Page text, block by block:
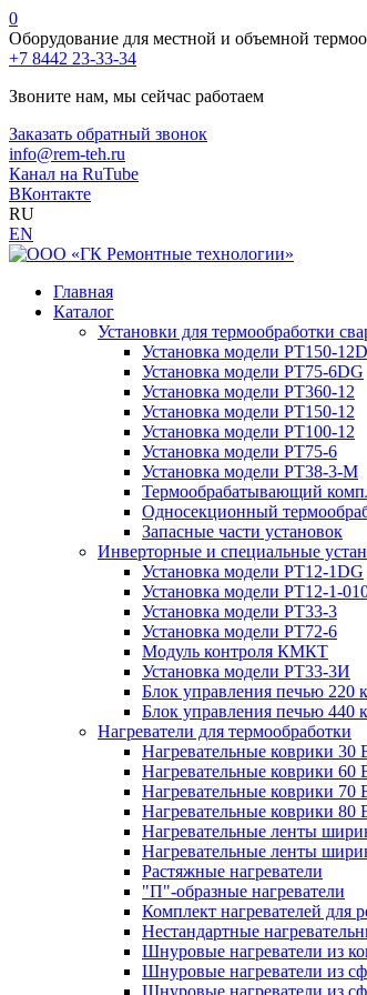
0
Оборудование для местной и объемной
+7 8442 23-33-34
Звоните нам, мы сейчас работаем
Заказать обратный звонок
info@rem-teh.ru
Канал на RuTube
ВКонтакте
RU
EN
Главная
Каталог
Установки для термообработки
Установка модели РТ150-
Установка модели РТ75-6DG
Установка модели РТ360-12
Установка модели РТ150-12
Установка модели РТ100-12
Установка модели РТ75-6
Установка модели РТ38-3-М
Термообрабатывающий
Односекционный
Запасные части установок
Инверторные и специальные
Установка модели РТ12-1DG
Установка модели РТ12-1-
Установка модели РТ33-3
Установка модели РТ72-6
Модуль контроля КМКТ
Установка модели РТ33-3И
Блок управления печью 220
Блок управления печью 440
Нагреватели для термообработки
Нагревательные коврики 30
Нагревательные коврики 60
Нагревательные коврики 70
Нагревательные коврики 80
Нагревательные ленты
Нагревательные ленты
Растяжные нагреватели
"П"-образные нагреватели
Комплект нагревателей для
Нестандартные
Шнуровые нагреватели из
Шнуровые нагреватели из
Шнуровые нагреватели из